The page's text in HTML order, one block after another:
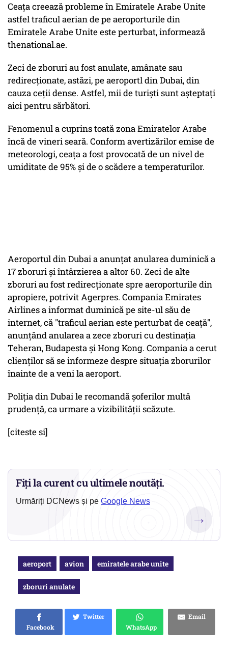
Ceața creează probleme în Emiratele Arabe Unite
astfel traficul aerian de pe aeroporturile din
Emiratele Arabe Unite este perturbat, informează
thenational.ae.
Zeci de zboruri au fost anulate, amânate sau
redirecționate, astăzi, pe aeroportl din Dubai, din
cauza ceții dense. Astfel, mii de turiști sunt așteptați
aici pentru sărbători.
Fenomenul a cuprins toată zona Emiratelor Arabe
încă de vineri seară. Conform avertizărilor emise de
meteorologi, ceața a fost provocată de un nivel de
umiditate de 95% și de o scădere a temperaturilor.
Aeroportul din Dubai a anunţat anularea duminică a
17 zboruri şi întârzierea a altor 60. Zeci de alte
zboruri au fost redirecţionate spre aeroporturile din
apropiere, potrivit Agerpres. Compania Emirates
Airlines a informat duminică pe site-ul său de
internet, că "traficul aerian este perturbat de ceaţă",
anunţând anularea a zece zboruri cu destinaţia
Teheran, Budapesta şi Hong Kong. Compania a cerut
clienţilor să se informeze despre situaţia zborurilor
înainte de a veni la aeroport.
Poliția din Dubai le recomandă șoferilor multă
prudență, ca urmare a vizibilității scăzute.
[citeste si]
Fiți la curent cu ultimele noutăți.
Urmăriți DCNews și pe Google News
→
aeroport avion emiratele arabe unite
zboruri anulate
Facebook
Twitter
WhatsApp
Email